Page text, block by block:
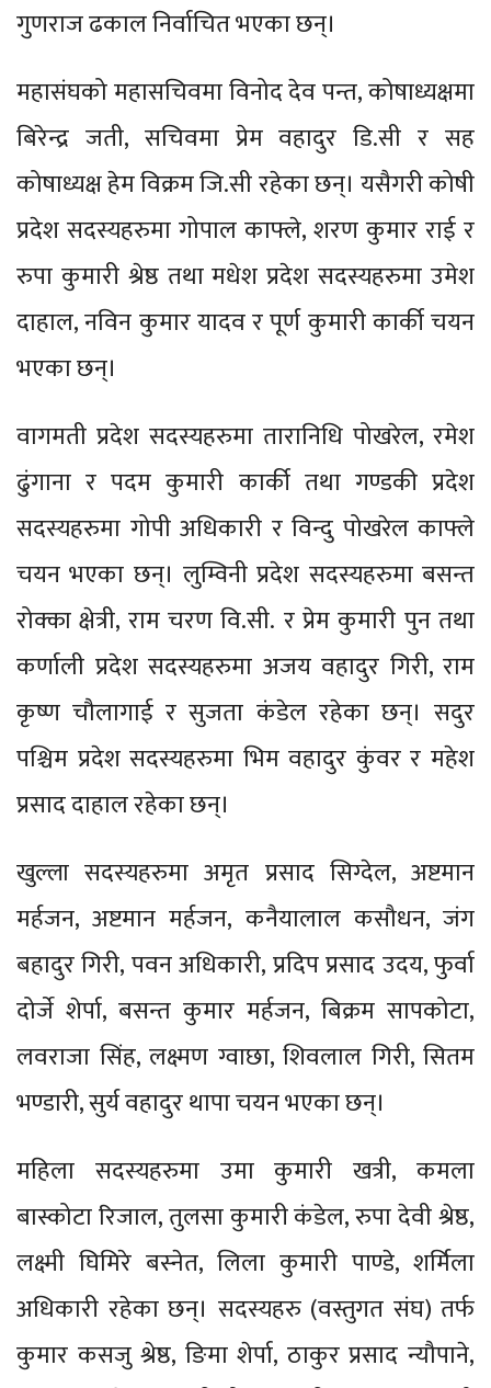
गुणराज ढकाल निर्वाचित भएका छन्।
महासंघको महासचिवमा विनोद देव पन्त, कोषाध्यक्षमा
बिरेन्द्र जती, सचिवमा प्रेम वहादुर डि.सी र सह
कोषाध्यक्ष हेम विक्रम जि.सी रहेका छन्। यसैगरी कोषी
प्रदेश सदस्यहरुमा गोपाल काफ्ले, शरण कुमार राई र
रुपा कुमारी श्रेष्ठ तथा मधेश प्रदेश सदस्यहरुमा उमेश
दाहाल, नविन कुमार यादव र पूर्ण कुमारी कार्की चयन
भएका छन्।
वागमती प्रदेश सदस्यहरुमा तारानिधि पोखरेल, रमेश
ढुंगाना र पदम कुमारी कार्की तथा गण्डकी प्रदेश
सदस्यहरुमा गोपी अधिकारी र विन्दु पोखरेल काफ्ले
चयन भएका छन्। लुम्विनी प्रदेश सदस्यहरुमा बसन्त
रोक्का क्षेत्री, राम चरण वि.सी. र प्रेम कुमारी पुन तथा
कर्णाली प्रदेश सदस्यहरुमा अजय वहादुर गिरी, राम
कृष्ण चौलागाई र सुजता कंडेल रहेका छन्। सदुर
पश्चिम प्रदेश सदस्यहरुमा भिम वहादुर कुंवर र महेश
प्रसाद दाहाल रहेका छन्।
खुल्ला सदस्यहरुमा अमृत प्रसाद सिग्देल, अष्टमान
मर्हजन, अष्टमान मर्हजन, कनैयालाल कसौधन, जंग
बहादुर गिरी, पवन अधिकारी, प्रदिप प्रसाद उदय, फुर्वा
दोर्जे शेर्पा, बसन्त कुमार मर्हजन, बिक्रम सापकोटा,
लवराजा सिंह, लक्ष्मण ग्वाछा, शिवलाल गिरी, सितम
भण्डारी, सुर्य वहादुर थापा चयन भएका छन्।
महिला सदस्यहरुमा उमा कुमारी खत्री, कमला
बास्कोटा रिजाल, तुलसा कुमारी कंडेल, रुपा देवी श्रेष्ठ,
लक्ष्मी घिमिरे बस्नेत, लिला कुमारी पाण्डे, शर्मिला
अधिकारी रहेका छन्। सदस्यहरु (वस्तुगत संघ) तर्फ
कुमार कसजु श्रेष्ठ, ङिमा शेर्पा, ठाकुर प्रसाद न्यौपाने,